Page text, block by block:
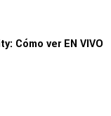
Cómo ver EN VIVO